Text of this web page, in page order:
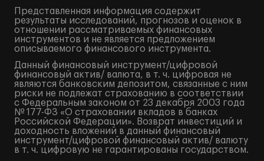
Представленная информация содержит
результаты исследований, прогнозов и оценок в
отношении рассматриваемых финансовых
инструментов и не является предложением
описываемого финансового инструмента.
Данный финансовый инструмент/цифровой
финансовый актив/ валюта, в т. ч. цифровая не
являются банковским депозитом, связанные с ним
риски не подлежат страхованию в соответствии
с Федеральным законом от 23 декабря 2003 года
№ 177-ФЗ «О страховании вкладов в банках
Российской Федерации». Возврат инвестиций и
доходность вложений в данный финансовый
инструмент/цифровой финансовый актив/ валюту
в т. ч. цифровую не гарантированы государством.